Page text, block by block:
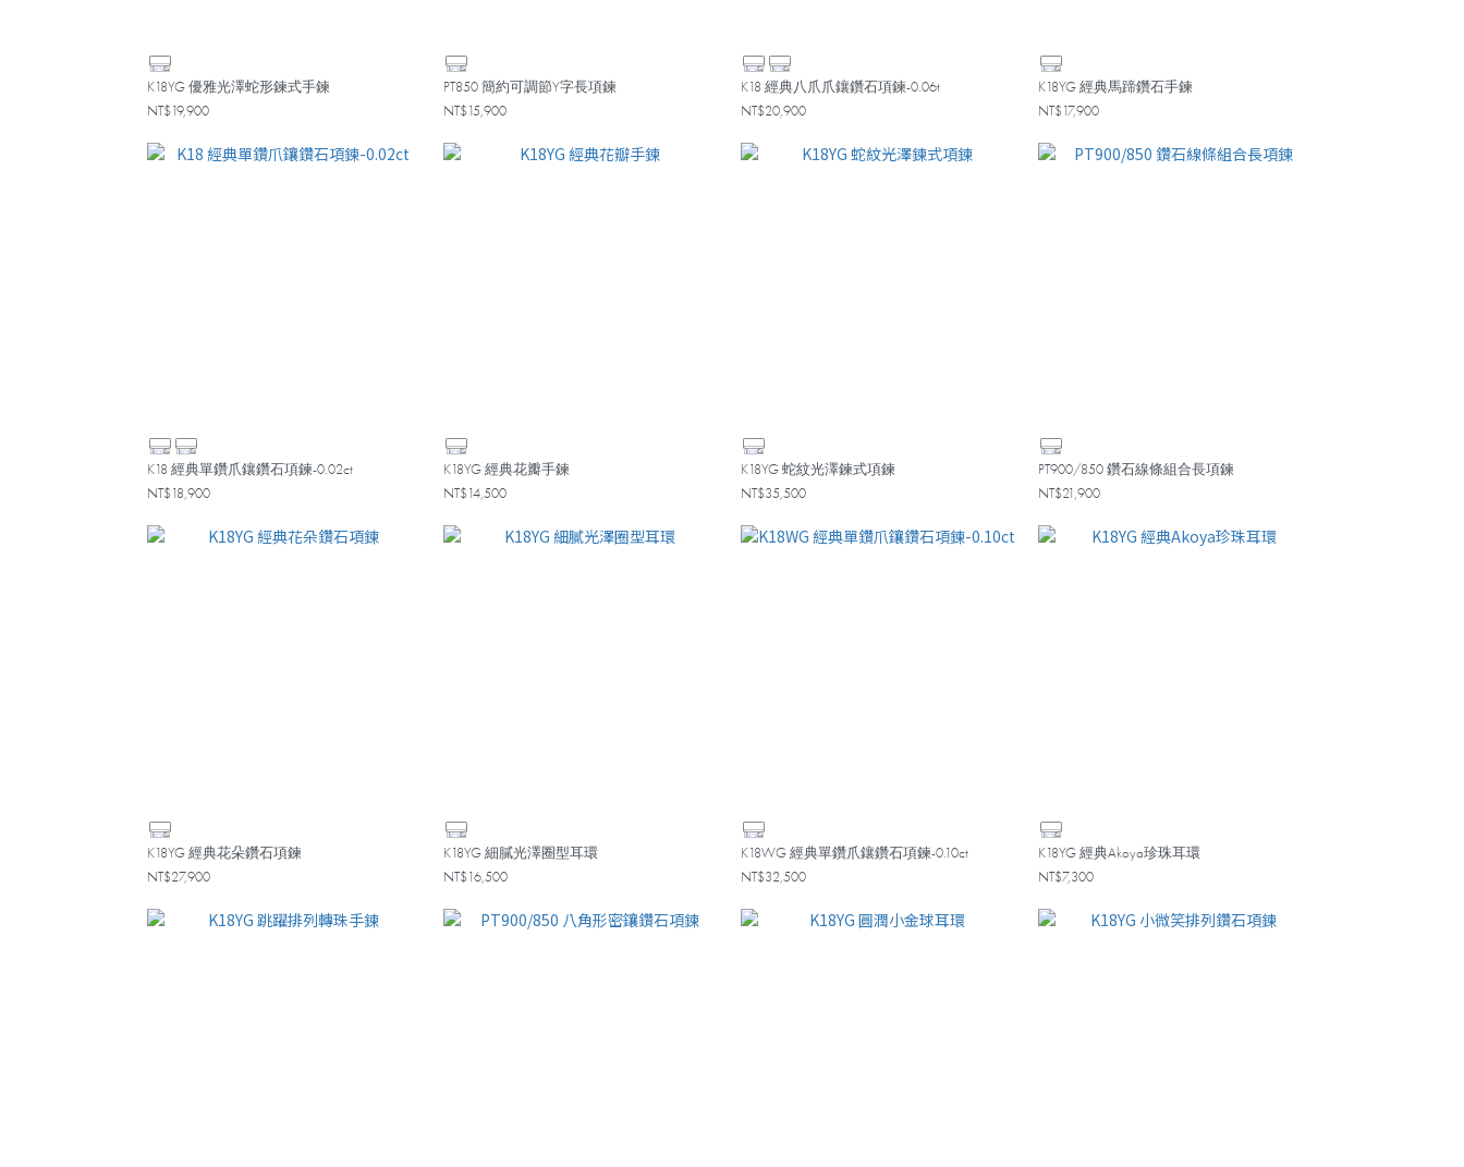
K18YG 優雅光澤蛇形鍊式手鍊
NT$19,900
PT850 簡約可調節Y字長項鍊
NT$15,900
K18 經典八爪爪鑲鑽石項鍊-0.06t
NT$20,900
K18YG 經典馬蹄鑽石手鍊
NT$17,900
K18 經典單鑽爪鑲鑽石項鍊-0.02ct
NT$18,900
K18YG 經典花瓣手鍊
NT$14,500
K18YG 蛇紋光澤鍊式項鍊
NT$35,500
PT900/850 鑽石線條組合長項鍊
NT$21,900
K18YG 經典花朵鑽石項鍊
NT$27,900
K18YG 細膩光澤圈型耳環
NT$16,500
K18WG 經典單鑽爪鑲鑽石項鍊-0.10ct
NT$32,500
K18YG 經典Akoya珍珠耳環
NT$7,300